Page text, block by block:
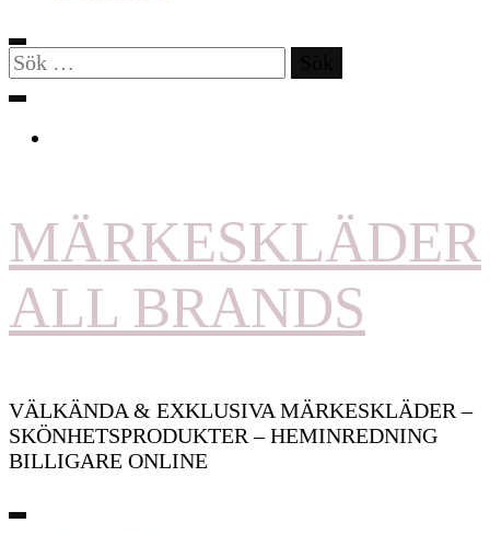
Sök
efter:
MÄRKESKLÄDER
ALL BRANDS
VÄLKÄNDA & EXKLUSIVA MÄRKESKLÄDER –
SKÖNHETSPRODUKTER – HEMINREDNING
BILLIGARE ONLINE